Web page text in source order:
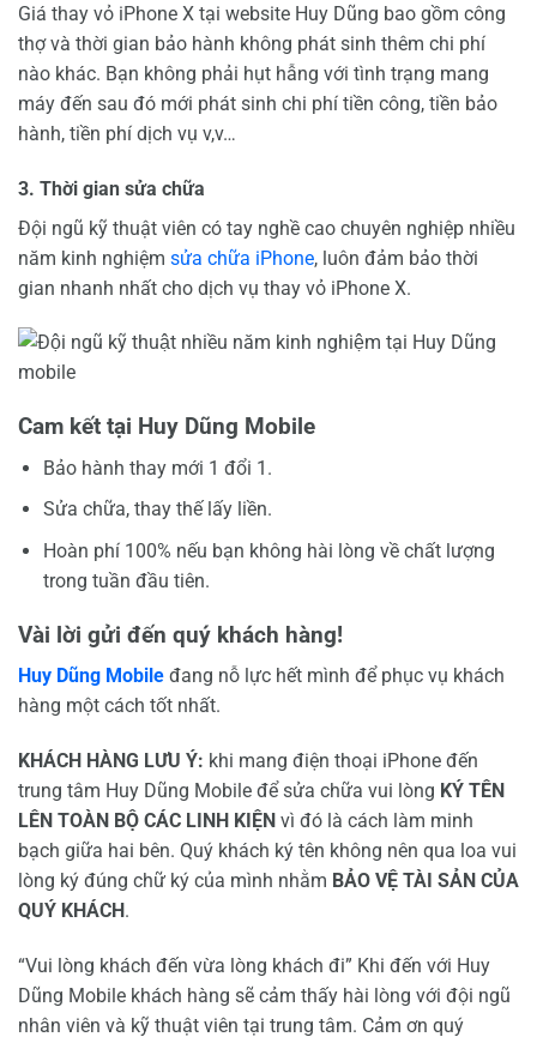
Giá thay vỏ iPhone X tại website Huy Dũng bao gồm công
thợ và thời gian bảo hành không phát sinh thêm chi phí
nào khác. Bạn không phải hụt hẫng với tình trạng mang
máy đến sau đó mới phát sinh chi phí tiền công, tiền bảo
hành, tiền phí dịch vụ v,v…
3. Thời gian sửa chữa
Đội ngũ kỹ thuật viên có tay nghề cao chuyên nghiệp nhiều
năm kinh nghiệm sửa chữa iPhone, luôn đảm bảo thời
gian nhanh nhất cho dịch vụ thay vỏ iPhone X.
Cam kết tại Huy Dũng Mobile
Bảo hành thay mới 1 đổi 1.
Sửa chữa, thay thế lấy liền.
Hoàn phí 100% nếu bạn không hài lòng về chất lượng
trong tuần đầu tiên.
Vài lời gửi đến quý khách hàng!
Huy Dũng Mobile đang nỗ lực hết mình để phục vụ khách
hàng một cách tốt nhất.
KHÁCH HÀNG LƯU Ý: khi mang điện thoại iPhone đến
trung tâm Huy Dũng Mobile để sửa chữa vui lòng KÝ TÊN
LÊN TOÀN BỘ CÁC LINH KIỆN vì đó là cách làm minh
bạch giữa hai bên. Quý khách ký tên không nên qua loa vui
lòng ký đúng chữ ký của mình nhằm BẢO VỆ TÀI SẢN CỦA
QUÝ KHÁCH .
“Vui lòng khách đến vừa lòng khách đi” Khi đến với Huy
Dũng Mobile khách hàng sẽ cảm thấy hài lòng với đội ngũ
nhân viên và kỹ thuật viên tại trung tâm. Cảm ơn quý